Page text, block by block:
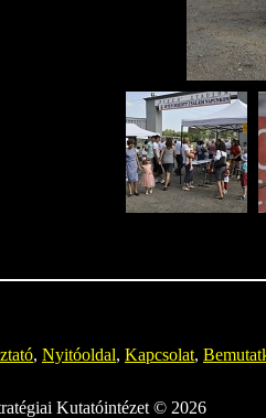
, Nyitóoldal, Kapcsolat,
Kutatóintézet © 2026